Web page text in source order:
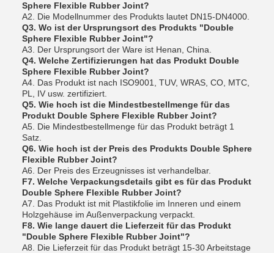
Sphere Flexible Rubber Joint?
A2. Die Modellnummer des Produkts lautet DN15-DN4000.
Q3. Wo ist der Ursprungsort des Produkts "Double
Sphere Flexible Rubber Joint"?
A3. Der Ursprungsort der Ware ist Henan, China.
Q4. Welche Zertifizierungen hat das Produkt Double
Sphere Flexible Rubber Joint?
A4. Das Produkt ist nach ISO9001, TUV, WRAS, CO, MTC,
PL, IV usw. zertifiziert.
Q5. Wie hoch ist die Mindestbestellmenge für das
Produkt Double Sphere Flexible Rubber Joint?
A5. Die Mindestbestellmenge für das Produkt beträgt 1
Satz.
Q6. Wie hoch ist der Preis des Produkts Double Sphere
Flexible Rubber Joint?
A6. Der Preis des Erzeugnisses ist verhandelbar.
F7. Welche Verpackungsdetails gibt es für das Produkt
Double Sphere Flexible Rubber Joint?
A7. Das Produkt ist mit Plastikfolie im Inneren und einem
Holzgehäuse im Außenverpackung verpackt.
F8. Wie lange dauert die Lieferzeit für das Produkt
"Double Sphere Flexible Rubber Joint"?
A8. Die Lieferzeit für das Produkt beträgt 15-30 Arbeitstage